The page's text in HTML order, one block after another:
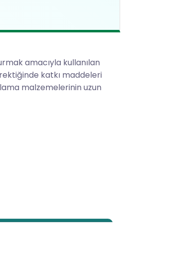
amacıyla kullanılan
katkı maddeleri
malzemelerinin uzun